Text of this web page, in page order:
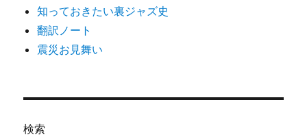
知っておきたい裏ジャズ史
翻訳ノート
震災お見舞い
検索